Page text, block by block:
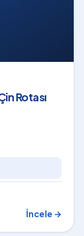
Rotası
İncele →